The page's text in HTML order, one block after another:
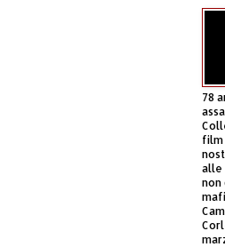
78
film
alle
non